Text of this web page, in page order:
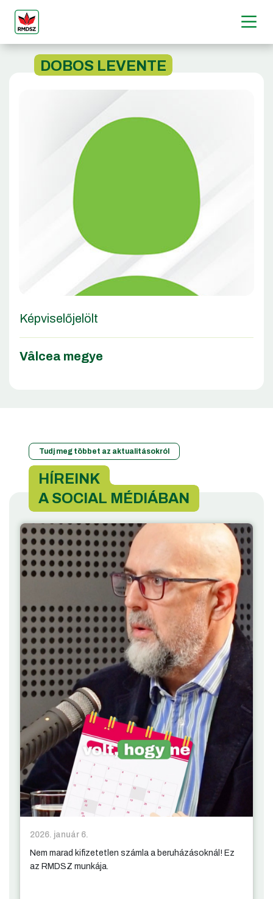
DOBOS LEVENTE
Képviselőjelölt
Vâlcea megye
HÍREINK
A SOCIAL MÉDIÁBAN
Tudj meg többet az aktualitásokról
2026. január 6.
Nem marad kifizetetlen számla a beruházásoknál! Ez
az RMDSZ munkája.